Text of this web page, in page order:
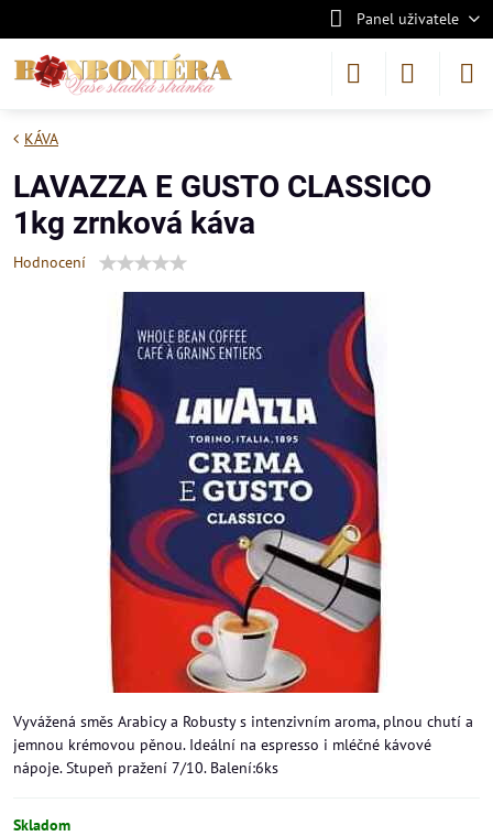
Panel uživatele
KÁVA
LAVAZZA E GUSTO CLASSICO
1kg zrnková káva
Hodnocení
Vyvážená směs Arabicy a Robusty s intenzivním aroma, plnou chutí a
jemnou krémovou pěnou. Ideální na espresso i mléčné kávové
nápoje. Stupeň pražení 7/10. Balení:6ks
Skladom